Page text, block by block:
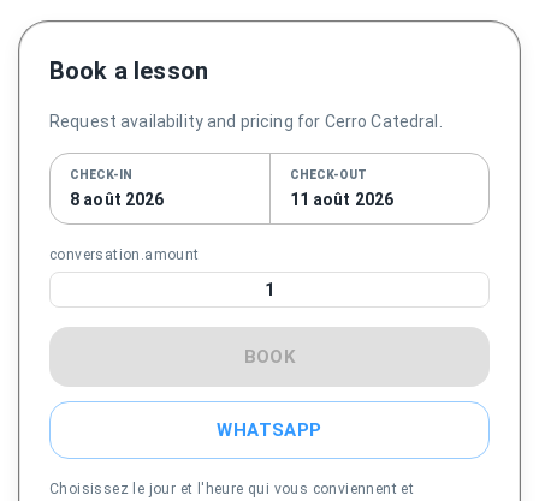
Book a lesson
Request availability and pricing for Cerro Catedral.
CHECK-IN
8 août 2026
CHECK-OUT
11 août 2026
conversation.amount
1
BOOK
WHATSAPP
Choisissez le jour et l'heure qui vous conviennent et